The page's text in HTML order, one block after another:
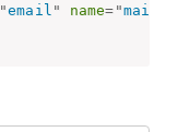
"email " name= "mail